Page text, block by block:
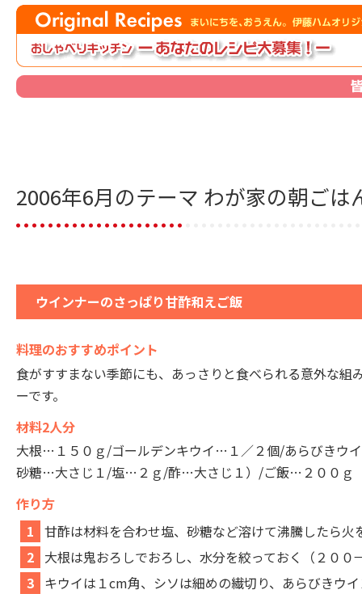
2006年6月のテーマ わが家の朝ごは
ウインナーのさっぱり甘酢和えご飯
料理のおすすめポイント
食がすすまない季節にも、あっさりと食べられる意外な
ーです。
材料2人分
大根…１５０ｇ/ゴールデンキウイ…１／２個/あらびき
砂糖…大さじ１/塩…２ｇ/酢…大さじ１）/ご飯…２００ｇ
作り方
1 甘酢は材料を合わせ塩、砂糖など溶けて沸騰したら
2 大根は鬼おろしでおろし、水分を絞っておく（２０
3 キウイは１cm角、シソは細めの繊切り、あらびきウ